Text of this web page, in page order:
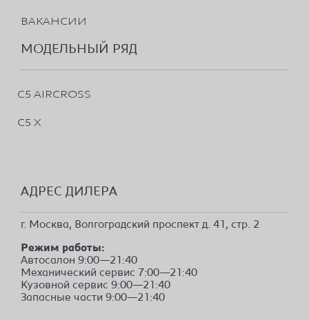
ВАКАНСИИ
МОДЕЛЬНЫЙ РЯД
C5 AIRCROSS
C5 X
АДРЕС ДИЛЕРА
г. Москва, Волгоградский проспект д. 41, стр. 2
Режим работы:
Автосалон 9:00—21:40
Механический сервис 7:00—21:40
Кузовной сервис 9:00—21:40
Запасные части 9:00—21:40